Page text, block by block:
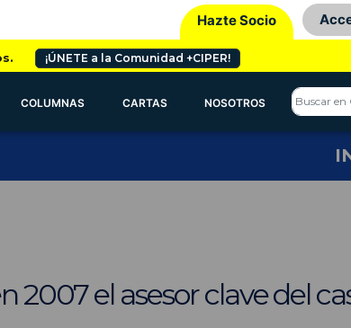
Hazte Socio
¡ÚNETE a la Comunidad +CIPER!
COLUMNAS CARTAS NOSOTROS
el asesor clave del